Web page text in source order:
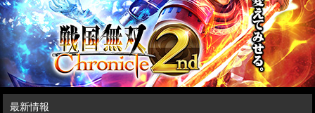
最新情報